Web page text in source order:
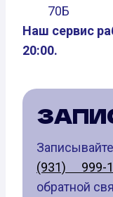
70Б
Наш сервис
20:00.
(931) 999-
обратной